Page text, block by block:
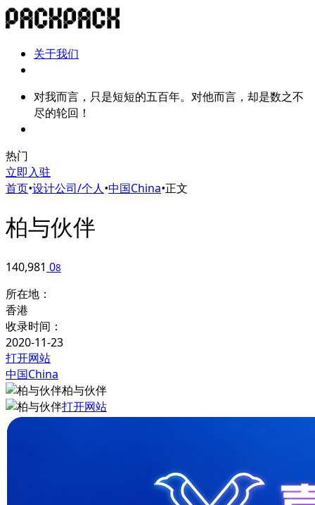
关于我们
对我而言，只是短短的五百年。对他而言，却是数之不
尽的轮回！
热门
立即入驻
首页•设计公司/个人•中国China•正文
柏与伙伴
140,981 08
所在地：
香港
收录时间：
2020-11-23
打开网站
中国China
柏与伙伴
打开网站